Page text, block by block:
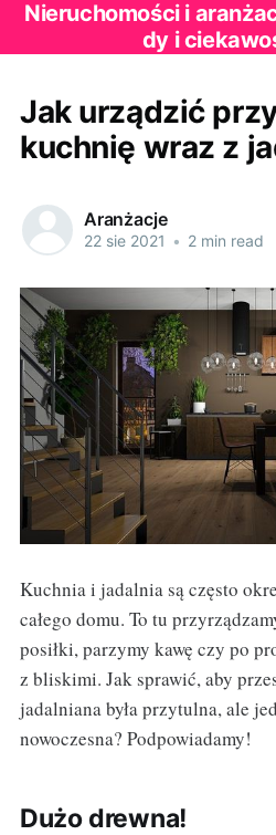
Nieruchomości i
dy i
Jak urządzić
kuchnię wraz z
Aranżacje
22 sie 2021 • 2 min read
Kuchnia i jadalnia są często
całego domu. To tu
posiłki, parzymy kawę czy po
z bliskimi. Jak sprawić, aby
jadalniana była przytulna, ale
nowoczesna? Podpowiadamy!
Dużo drewna!